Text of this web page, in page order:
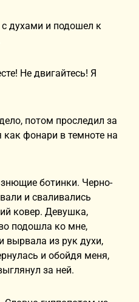
духами и подошел к
Не двигайтесь! Я
потом проследил за
фонари в темноте на
ботинки. Черно-
и сваливались
ковер. Девушка,
подошла ко мне,
вырвала из рук духи,
и обойдя меня,
за ней.